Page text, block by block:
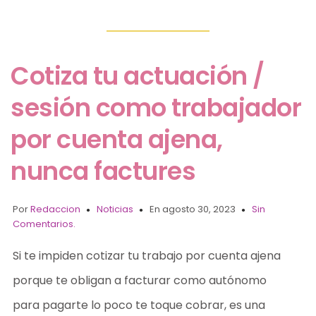
Cotiza tu actuación /
sesión como trabajador
por cuenta ajena,
nunca factures
PorRedaccion Noticias En agosto 30, 2023
Sin
Comentarios.
Si te impiden cotizar tu trabajo por cuenta ajena
porque te obligan a facturar como autónomo
para pagarte lo poco te toque cobrar, es una